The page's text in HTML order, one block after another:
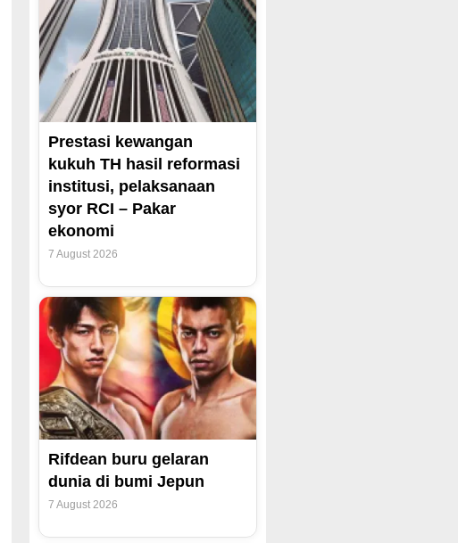
Prestasi kewangan
kukuh TH hasil reformasi
institusi, pelaksanaan
syor RCI – Pakar
ekonomi
7 August 2026
Rifdean buru gelaran
dunia di bumi Jepun
7 August 2026